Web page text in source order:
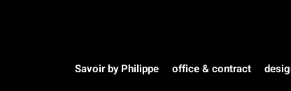
Savoir by Philippe office & contract